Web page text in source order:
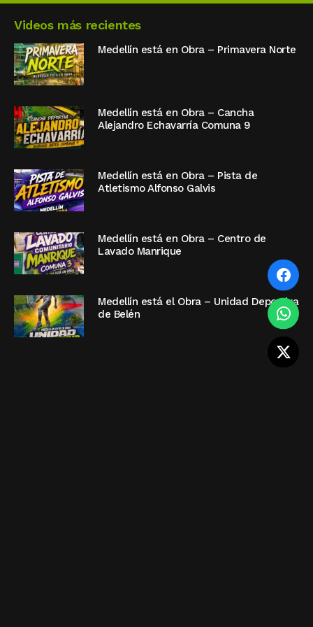
Videos más recientes
Medellín está en Obra – Primavera Norte
Medellín está en Obra – Cancha
Alejandro Echavarría Comuna 9
Medellín está en Obra – Pista de
Atletismo Alfonso Galvis
Medellín está en Obra – Centro de
Lavado Manrique
Medellín está el Obra – Unidad Deportiva
de Belén